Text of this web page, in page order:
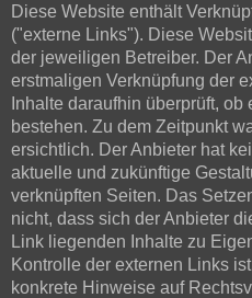
Diese Website enthält
("externe Links"). Diese
der jeweiligen Betreiber. Der
erstmaligen Verknüpfung der
Inhalte daraufhin überprüft,
bestehen. Zu dem Zeitpunkt
ersichtlich. Der Anbieter hat
aktuelle und zukünftige
verknüpften Seiten. Das
nicht, dass sich der Anbieter
Link liegenden Inhalte zu
Kontrolle der externen Links
konkrete Hinweise auf